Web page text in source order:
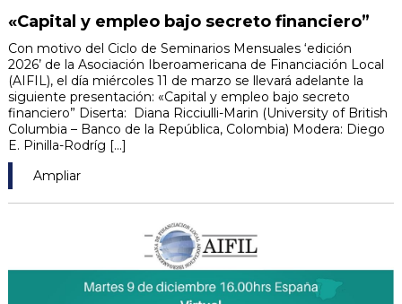
«Capital y empleo bajo secreto financiero”
Con motivo del Ciclo de Seminarios Mensuales ‘edición
2026’ de la Asociación Iberoamericana de Financiación Local
(AIFIL), el día miércoles 11 de marzo se llevará adelante la
siguiente presentación: «Capital y empleo bajo secreto
financiero” Diserta: Diana Ricciulli-Marin (University of British
Columbia – Banco de la República, Colombia) Modera: Diego
E. Pinilla-Rodríg [...]
Ampliar